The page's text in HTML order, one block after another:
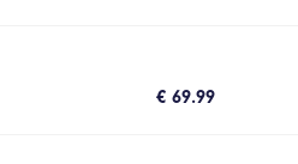
€ 69.99